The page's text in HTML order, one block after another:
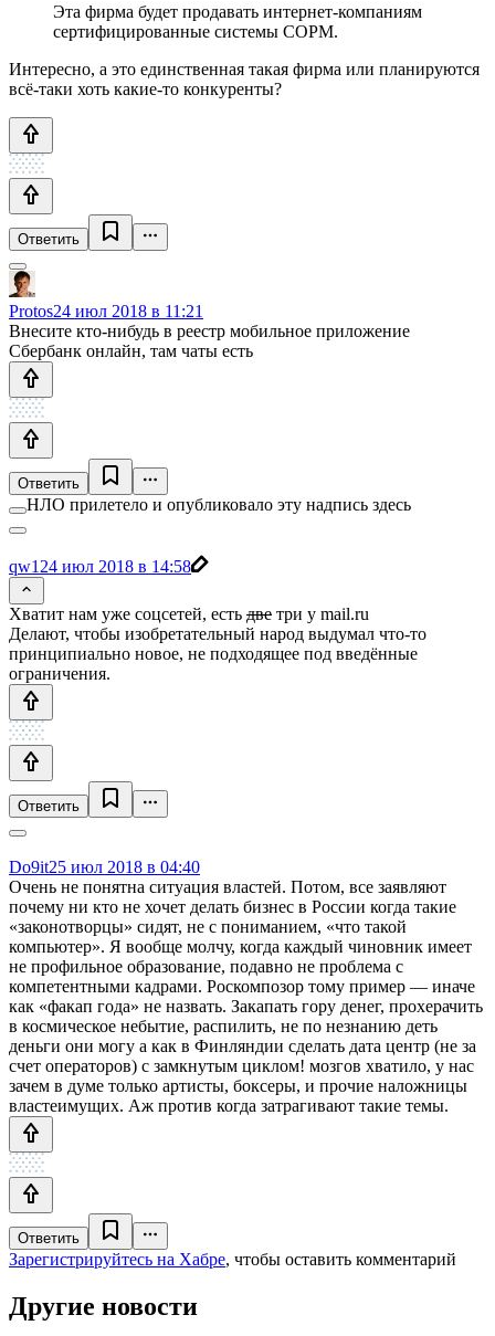
Эта фирма будет продавать интернет-компаниям
сертифицированные системы СОРМ.
Интересно, а это единственная такая фирма или планируются
всё-таки хоть какие-то конкуренты?
Ответить
Protos24 июл 2018 в 11:21
Внесите кто-нибудь в реестр мобильное приложение
Сбербанк онлайн, там чаты есть
Ответить
НЛО прилетело и опубликовало эту надпись здесь
qw1 24 июл 2018 в 14:58
Хватит нам уже соцсетей, есть две три у mail.ru
Делают, чтобы изобретательный народ выдумал что-то
принципиально новое, не подходящее под введённые
ограничения.
Ответить
Do9it25 июл 2018 в 04:40
Очень не понятна ситуация властей. Потом, все заявляют
почему ни кто не хочет делать бизнес в России когда такие
«законотворцы» сидят, не с пониманием, «что такой
компьютер». Я вообще молчу, когда каждый чиновник имеет
не профильное образование, подавно не проблема с
компетентными кадрами. Роскомпозор тому пример — иначе
как «факап года» не назвать. Закапать гору денег, прохерачить
в космическое небытие, распилить, не по незнанию деть
деньги они могу а как в Финляндии сделать дата центр (не за
счет операторов) с замкнутым циклом! мозгов хватило, у нас
зачем в думе только артисты, боксеры, и прочие наложницы
властеимущих. Аж против когда затрагивают такие темы.
Ответить
Зарегистрируйтесь на Хабре, чтобы оставить комментарий
Другие новости